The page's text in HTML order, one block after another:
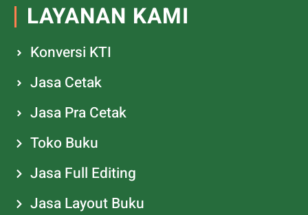
LAYANAN KAMI
Konversi KTI
Jasa Cetak
Jasa Pra Cetak
Toko Buku
Jasa Full Editing
Jasa Layout Buku